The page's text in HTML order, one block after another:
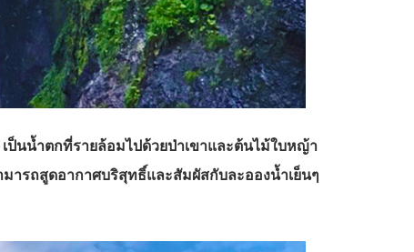
เป็นน้ำตกที่รายล้อมไปด้วยป่าเขาและต้นไม้ใบหญ้า
ารถสูดอากาศบริสุทธิ์และสัมผัสกับละอองน้ำเย็นๆ